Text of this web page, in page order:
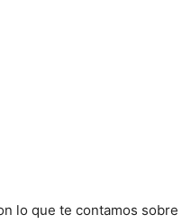
lo que te contamos sobre